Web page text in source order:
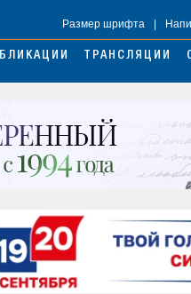
Размер шрифта
ТРАНСЛЯЦИИ